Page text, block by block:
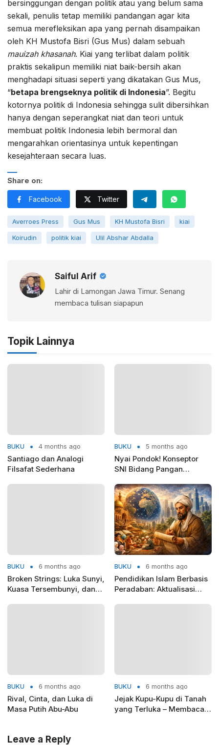
bersinggungan dengan politik atau yang belum sama
sekali, penulis tetap memiliki pandangan agar kita
semua merefleksikan apa yang pernah disampaikan
oleh KH Mustofa Bisri (Gus Mus) dalam sebuah
mauizah khasanah. Kiai yang terlibat dalam politik
praktis sekalipun memiliki niat baik-bersih akan
menghadapi situasi seperti yang dikatakan Gus Mus,
“betapa brengseknya politik di Indonesia”. Begitu
kotornya politik di Indonesia sehingga sulit dibersihkan
hanya dengan seperangkat niat dan teori untuk
membuat politik Indonesia lebih bermoral dan
mengarahkan orientasinya untuk kepentingan
kesejahteraan secara luas.
Share on:
Facebook Twitter
Averroes Press Gus Mus KH Mustofa Bisri kiai
Koirudin politik kiai Ulil Abshar Abdalla
Saiful Arif
Lahir di Lamongan Jawa Timur. Senang
membaca tulisan siapapun
Topik Lainnya
BUKU 4 months ago
Santiago dan Analogi
Filsafat Sederhana
BUKU 5 months ago
Nyai Pondok! Konseptor
SNI Bidang Pangan
BUKU 6 months ago
Broken Strings: Luka Sunyi,
Kuasa Tersembunyi, dan
BUKU 6 months ago
Pendidikan Islam Berbasis
Peradaban: Aktualisasi
BUKU 6 months ago
Rival, Cinta, dan Luka di
Masa Putih Abu-Abu
BUKU 6 months ago
Jejak Kupu-Kupu di Tanah
yang Terluka – Membaca
Leave a Reply